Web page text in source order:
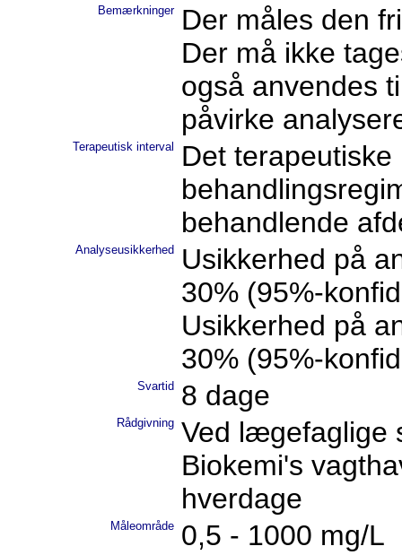
Bemærkninger
Der måles den
Der må ikke
også anvendes
påvirke
Terapeutisk interval
Det
behandlende
Analyseusikkerhed
Usikkerhed på
30% (95%-
Usikkerhed på
30% (95%-
Svartid 8 dage
Rådgivning Ved lægefaglige
Biokemi's
hverdage
Måleområde 0,5 - 1000 mg/L